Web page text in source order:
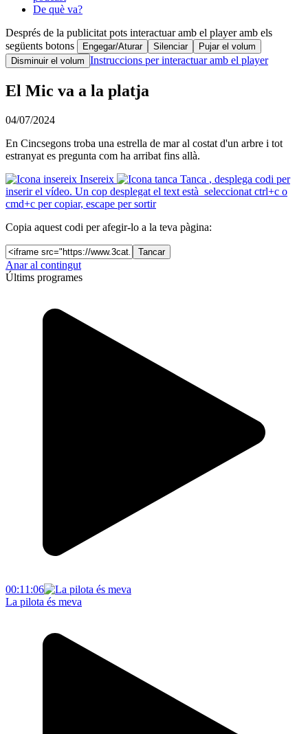
De què va?
Després de la publicitat pots interactuar amb el player amb els
següents botons
Engegar/Aturar Silenciar
Pujar el volum
Disminuir el volum Instruccions per interactuar amb el player
El Mic va a la platja
04/07/2024
En Cincsegons troba una estrella de mar al costat d'un arbre i tot
estranyat es pregunta com ha arribat fins allà.
Insereix
Tanca , desplega codi per
inserir el vídeo. Un cop desplegat el text està seleccionat ctrl+c o
cmd+c per copiar, escape per sortir
Copia aquest codi per afegir-lo a la teva pàgina:
Tancar
Anar al contingut
Últims programes
00:11:06
La pilota és meva